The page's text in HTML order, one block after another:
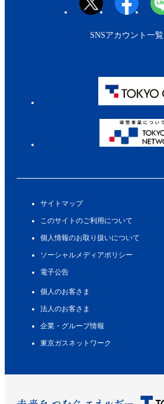
サイトマップ
このサイトのご利用について
個人情報のお取り扱いについて
ソーシャルメディアポリシー
電子公告
個人のお客さま
法人のお客さま
企業・グループ情報
東京ガスネットワーク
SNSアカウント一覧